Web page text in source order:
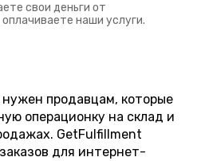
свои деньги от
наши услуги.
продавцам, которые
операционку на склад и
GetFulfillment
для интернет-